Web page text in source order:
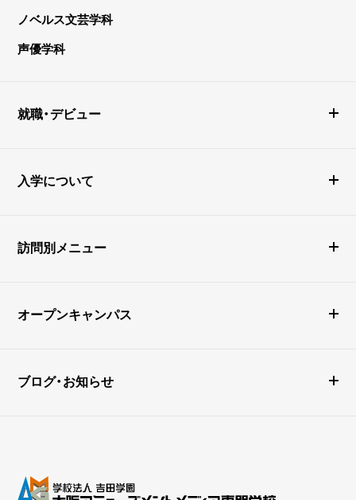
ノベルス文芸学科
声優学科
就職・デビュー
入学について
訪問別メニュー
オープンキャンパス
ブログ・お知らせ